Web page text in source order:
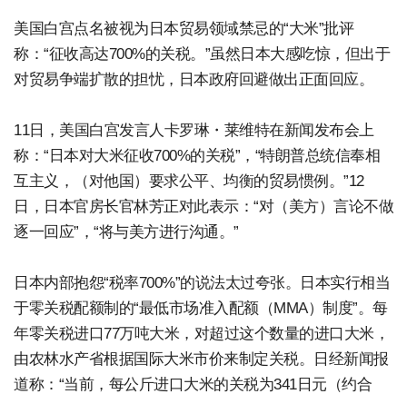
美国白宫点名被视为日本贸易领域禁忌的“大米”批评
称：“征收高达700%的关税。”虽然日本大感吃惊，但出于
对贸易争端扩散的担忧，日本政府回避做出正面回应。
11日，美国白宫发言人卡罗琳・莱维特在新闻发布会上
称：“日本对大米征收700%的关税”，“特朗普总统信奉相
互主义，（对他国）要求公平、均衡的贸易惯例。”12
日，日本官房长官林芳正对此表示：“对（美方）言论不做
逐一回应”，“将与美方进行沟通。”
日本内部抱怨“税率700%”的说法太过夸张。日本实行相当
于零关税配额制的“最低市场准入配额（MMA）制度”。每
年零关税进口77万吨大米，对超过这个数量的进口大米，
由农林水产省根据国际大米市价来制定关税。日经新闻报
道称：“当前，每公斤进口大米的关税为341日元（约合